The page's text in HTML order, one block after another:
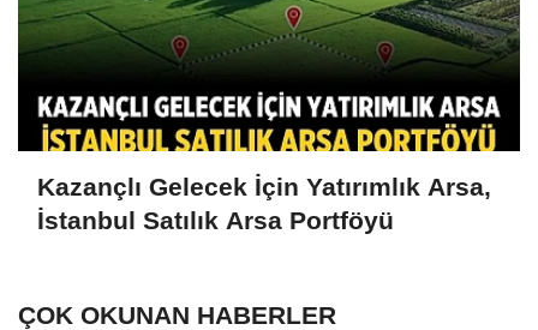
Kazançlı Gelecek İçin Yatırımlık Arsa,
İstanbul Satılık Arsa Portföyü
ÇOK OKUNAN HABERLER